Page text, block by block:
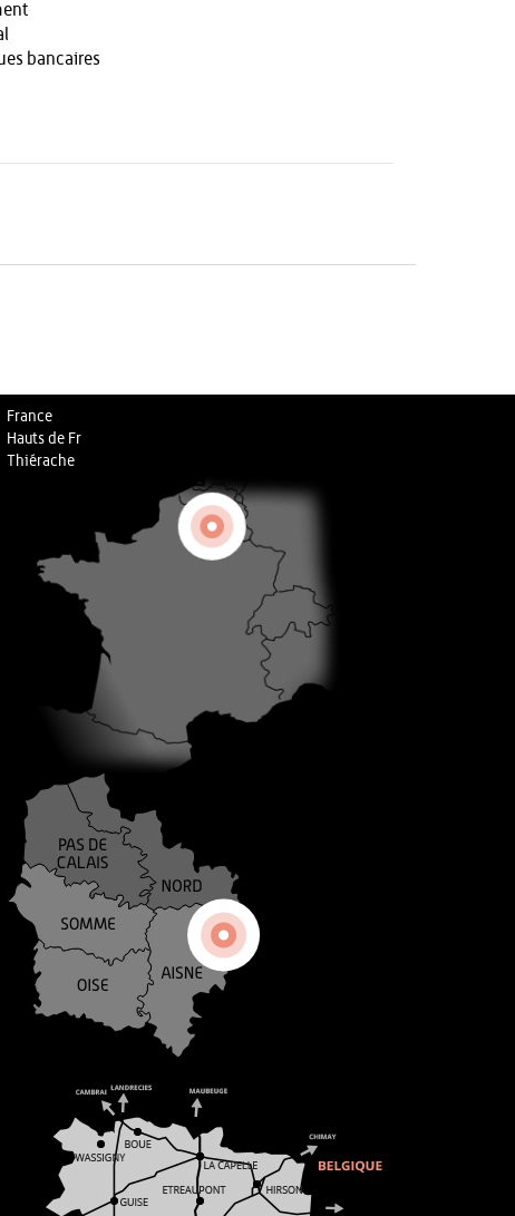
bancaires
France
Hauts de Fr
Thiérache